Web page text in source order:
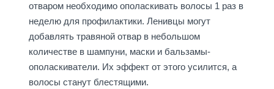
отваром необходимо ополаскивать волосы 1 раз в
неделю для профилактики. Ленивцы могут
добавлять травяной отвар в небольшом
количестве в шампуни, маски и бальзамы-
ополаскиватели. Их эффект от этого усилится, а
волосы станут блестящими.